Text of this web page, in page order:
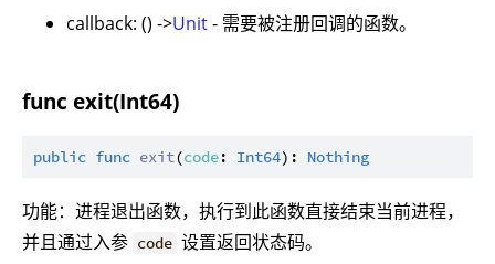
callback: () ->Unit- 需要被注册回调的函数。
func exit(Int64)
public func exit(code: Int64): Nothing
功能：进程退出函数，执行到此函数直接结束当前进程，
并且通过入参 code 设置返回状态码。